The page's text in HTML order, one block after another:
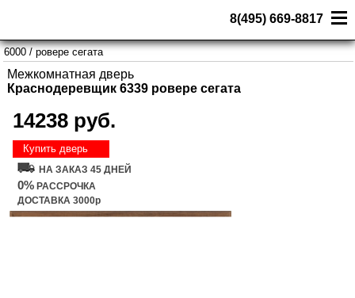
8(495) 669-8817
6000 / ровере сегата
Межкомнатная дверь
Краснодеревщик 6339 ровере сегата
14238 руб.
Купить дверь
НА ЗАКАЗ 45 ДНЕЙ
0% РАССРОЧКА
ДОСТАВКА 3000р